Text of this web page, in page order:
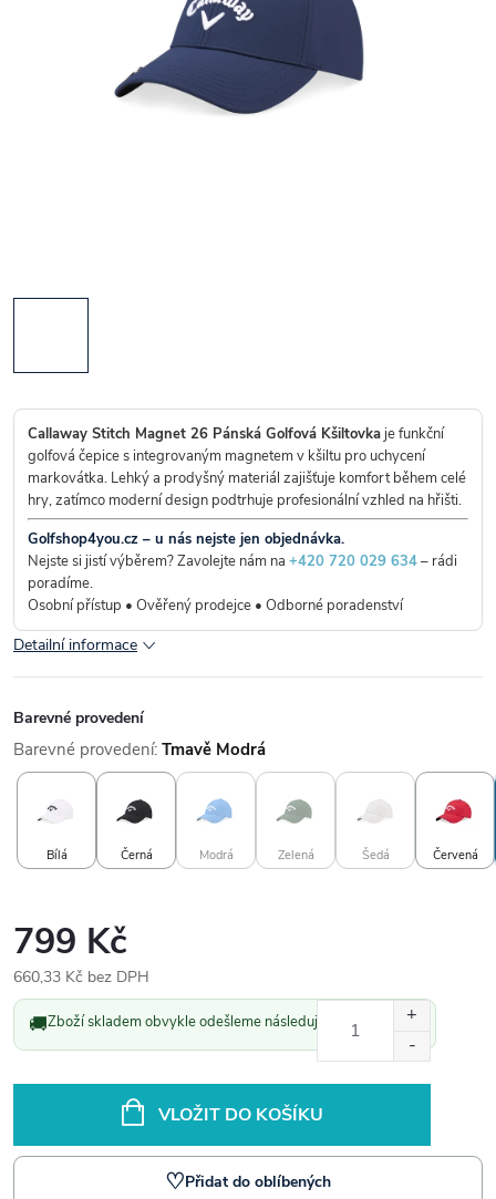
Callaway Stitch Magnet 26 Pánská Golfová Kšiltovkaje funkční
golfová čepice s integrovaným magnetem v kšiltu pro uchycení
markovátka. Lehký a prodyšný materiál zajišťuje komfort během celé
hry, zatímco moderní design podtrhuje profesionální vzhled na hřišti.
Golfshop4you.cz – u nás nejste jen objednávka.
Nejste si jistí výběrem? Zavolejte nám na +420 720 029 634– rádi
poradíme.
Osobní přístup • Ověřený prodejce • Odborné poradenství
Detailní informace
Barevné provedení
Barevné provedení: Tmavě Modrá
Bílá Černá Modrá Zelená Šedá Červená
799 Kč
660,33 Kč bez DPH
Měrná
cena:
🚚Zboží skladem obvykle odešleme následující pracovní den.
VLOŽIT DO KOŠÍKU
♡Přidat do oblíbených